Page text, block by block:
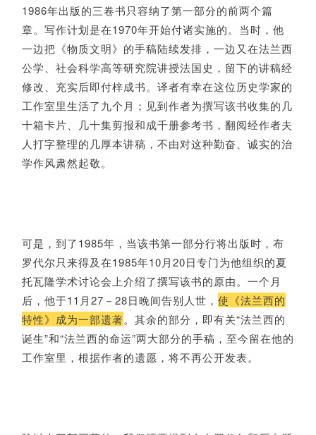
1986年出版的三卷书只容纳了第一部分的前两个篇
章。写作计划是在1970年开始付诸实施的。当时，他
一边把《物质文明》的手稿陆续发排，一边又在法兰西
公学、社会科学高等研究院讲授法国史，留下的讲稿经
修改、充实后即付梓成书。译者有幸在这位历史学家的
工作室里生活了九个月；见到作者为撰写该书收集的几
十箱卡片、几十集剪报和成千册参考书，翻阅经作者夫
人打字整理的几厚本讲稿，不由对这种勤奋、诚实的治
学作风肃然起敬。
可是，到了1985年，当该书第一部分行将出版时，布
罗代尔只来得及在1985年10月20日专门为他组织的夏
托瓦隆学术讨论会上介绍了撰写该书的原由。一个月
后，他于11月27－28日晚间告别人世， 使《法兰西的
特性》成为一部遗著。其余的部分，即有关“法兰西的
诞生”和“法兰西的命运”两大部分的手稿，至今留在他的
工作室里，根据作者的遗愿，将不再公开发表。